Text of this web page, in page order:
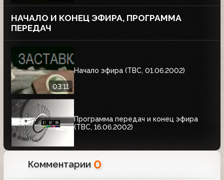
НАЧАЛО И КОНЕЦ ЭФИРА, ПРОГРАММА
ПЕРЕДАЧ
03:11
Начало эфира (ТВС, 01.06.2002)
Программа передач и конец эфира
(ТВС, 16.06.2002)
Комментарии 0